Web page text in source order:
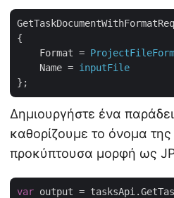
{
Format =
Name = inputFile
};
Δημιουργήστε ένα
καθορίζουμε το όνομα της
προκύπτουσα μορφή ως
var